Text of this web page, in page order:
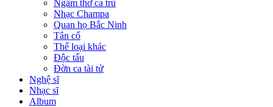
Ngâm thơ ca trù
Nhạc Champa
Quan họ Bắc Ninh
Tân cổ
Thể loại khác
Độc tấu
Đờn ca tài tử
Nghệ sĩ
Nhạc sĩ
Album